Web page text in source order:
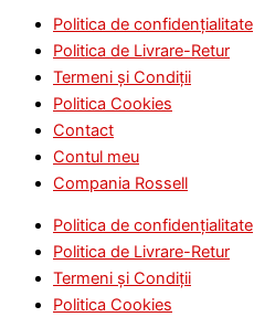
Politica de confidențialitate
Politica de Livrare-Retur
Termeni și Condiții
Politica Cookies
Contact
Contul meu
Compania Rossell
Politica de confidențialitate
Politica de Livrare-Retur
Termeni și Condiții
Politica Cookies